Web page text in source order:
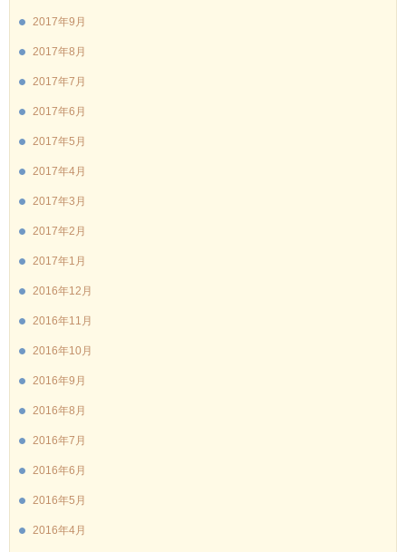
2017年9月
2017年8月
2017年7月
2017年6月
2017年5月
2017年4月
2017年3月
2017年2月
2017年1月
2016年12月
2016年11月
2016年10月
2016年9月
2016年8月
2016年7月
2016年6月
2016年5月
2016年4月